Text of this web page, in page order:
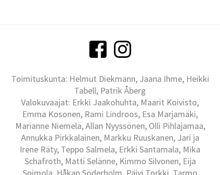
Toimituskunta: Helmut Diekmann, Jaana Ihme, Heikki
Tabell, Patrik Åberg
Valokuvaajat: Erkki Jaakohuhta, Maarit Koivisto,
Emma Kosonen, Rami Lindroos, Esa Marjamäki,
Marianne Niemelä, Allan Nyyssönen, Olli Pihlajamaa,
Annukka Pirkkalainen, Markku Ruuskanen, Jari ja
Irene Räty, Teppo Salmela, Erkki Santamala, Mika
Schafroth, Matti Selänne, Kimmo Silvonen, Eija